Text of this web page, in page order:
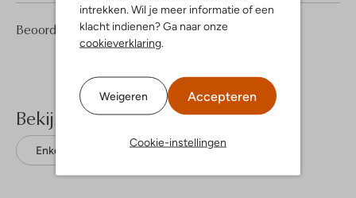
intrekken. Wil je meer informatie of een
klacht indienen? Ga naar onze
cookieverklaring.
Weigeren Accepteren
Cookie-instellingen
Beoordelingen (1) 5
1
5
Sterren
Bekijk meer
Enkellaarsjes Gabor